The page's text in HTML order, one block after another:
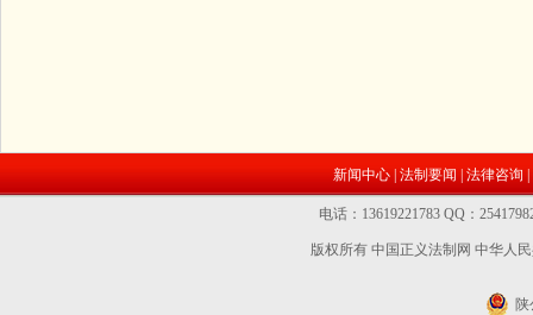
新闻中心 法制要闻 法律咨询
电话：13619221783 QQ：
版权所有 中国正义法制网 中华人